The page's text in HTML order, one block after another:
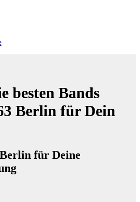
besten Bands
Berlin für Dein
für Deine